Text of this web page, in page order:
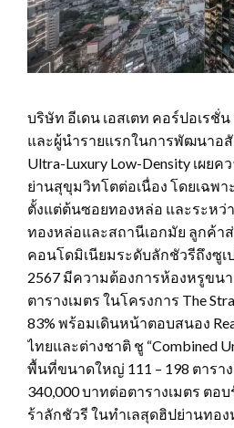
บริษัท อีเดน เอสเตท คอร์ปอเรชั่
และผู้นํารายแรกในการพัฒนาอ
Ultra-Luxury Low-Density เผย
ย่านสุขุมวิทโตต่อเนื่อง โดยเฉพา
ตั้งแต่ต้นซอยทองหล่อ และระหว่
ทองหล่อและสถานีเอกมัย ลูกค้า
คอนโดมิเนียมระดับลักชัวรีถึงซูเ
2567 มีความต้องการห้องหรูขน
ตารางเมตร ในโครงการ The
83% พร้อมเดินหน้าตอบสนอง
ไทยและต่างชาติ ชู “Combined
พื้นที่ขนาดใหญ่ 111 – 198 ตารา
340,000 บาทต่อตารางเมตร ตอ
ร้าลักชัวรี ในทำเลสุดฮิปย่านทอ